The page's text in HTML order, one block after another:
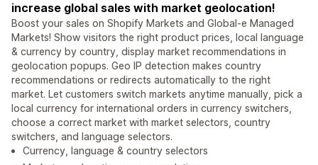
increase global sales with market geolocation!
Boost your sales on Shopify Markets and Global-e Managed
Markets! Show visitors the right product prices, local language
& currency by country, display market recommendations in
geolocation popups. Geo IP detection makes country
recommendations or redirects automatically to the right
market. Let customers switch markets anytime manually, pick a
local currency for international orders in currency switchers,
choose a correct market with market selectors, country
switchers, and language selectors.
Currency, language & country selectors